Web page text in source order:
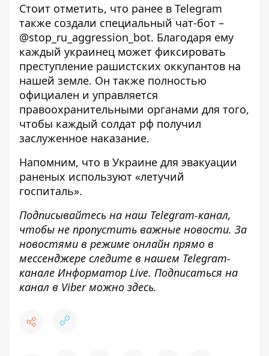
Стоит отметить, что ранее в Telegram
также создали специальный чат-бот –
@stop_ru_aggression_bot. Благодаря ему
каждый украинец может фиксировать
преступление рашистских оккупантов на
нашей земле. Он также полностью
официален и управляется
правоохранительными органами для того,
чтобы каждый солдат рф получил
заслуженное наказание.
Напомним, что в Украине для эвакуации
раненых используют «летучий
госпиталь».
Подписывайтесь на наш Telegram-канал,
чтобы не пропустить важные новости. За
новостями в режиме онлайн прямо в
мессенджере следите в нашем Telegram-
канале Информатор Live. Подписаться на
канал в Viber можно здесь.